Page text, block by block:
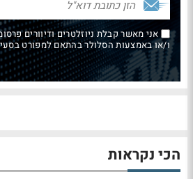
אני מאשר קבלת ניוזלטרים ודיוורים
ו/או באמצעות הסלולר בהתאם למפורט בסעיף 10 בתנאי
הכי נקראות